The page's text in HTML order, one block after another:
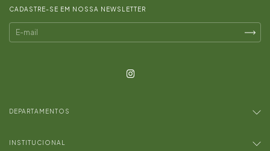
CADASTRE-SE EM NOSSA NEWSLETTER
DEPARTAMENTOS
INSTITUCIONAL